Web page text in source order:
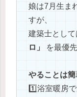
娘は7月生ま
すが、
建築士として
ロ」
を最優
やることは簡
1️⃣浴室暖房